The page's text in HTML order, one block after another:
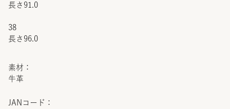
JANコード：
長さ91.0
38
長さ96.0
素材：
牛革